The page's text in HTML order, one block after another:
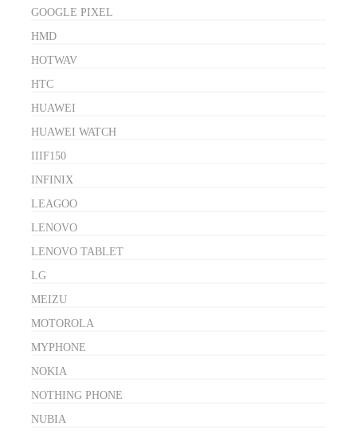
GOOGLE PIXEL
HMD
HOTWAV
HTC
HUAWEI
HUAWEI WATCH
IIIF150
INFINIX
LEAGOO
LENOVO
LENOVO TABLET
LG
MEIZU
MOTOROLA
MYPHONE
NOKIA
NOTHING PHONE
NUBIA